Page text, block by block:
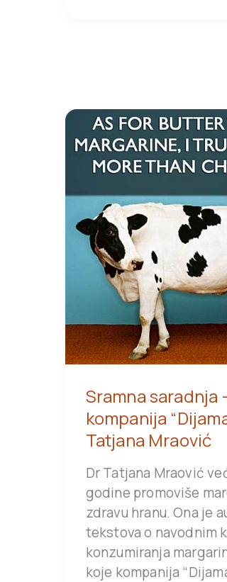
Sramna saradnja
kompanija
Tatjana Mraović
Dr Tatjana Mraović
godine promoviše
zdravu hranu. Ona je
tekstova o navodnim
konzumiranja
koje kompanija